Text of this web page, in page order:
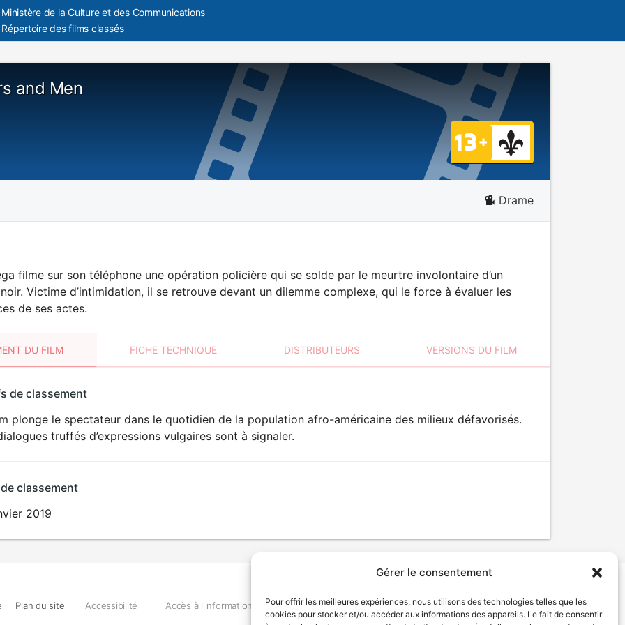
Gérer le consentement
Pour offrir les meilleures expériences, nous utilisons des technologies telles que les
cookies pour stocker et/ou accéder aux informations des appareils. Le fait de consentir
Ministère de la Culture et des Communications
Répertoire des films classés
and Men
Drame
filme sur son téléphone une opération policière qui se solde par le meurtre involontaire d’un
Victime d’intimidation, il se retrouve devant un dilemme complexe, qui le force à évaluer les
de ses actes.
DU FILM FICHE TECHNIQUE DISTRIBUTEURS VERSIONS DU FILM
de classement
plonge le spectateur dans le quotidien de la population afro-américaine des milieux défavorisés.
truffés d’expressions vulgaires sont à signaler.
classement
2019
Plan du site Accessibilité Accès à l'information Déclaration de services Politique de confidentialité